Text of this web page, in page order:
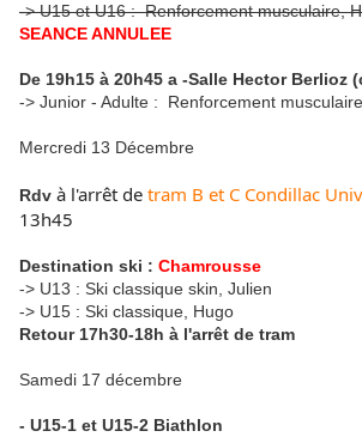
-> U15 et U16 : Renforcement musculaire,
SEANCE ANNULEE
De 19h15 à 20h45 a -Salle Hector Berlioz
-> Junior - Adulte : Renforcement
Mercredi 13 Décembre
Rdv à l'arrêt de tram B et C Condillac
13h45
Destination ski : Chamrousse
-> U13 : Ski classique skin, Julien
-> U15 : Ski classique, Hugo
Retour 17h30-18h à l'arrêt de tram
Samedi 17 décembre
- U15-1 et U15-2 Biathlon